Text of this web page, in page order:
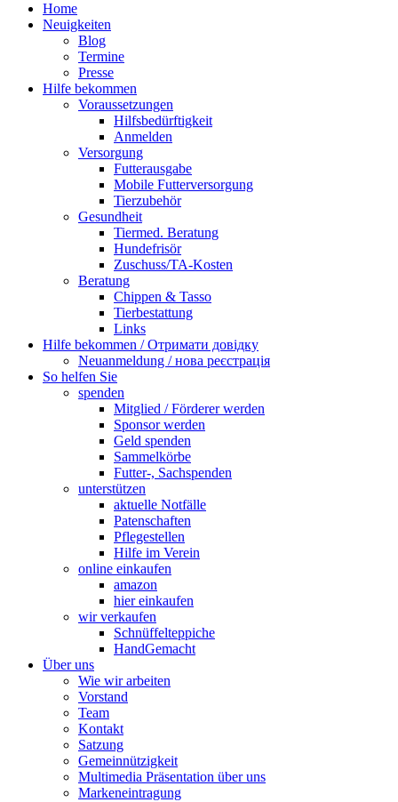
Home
Neuigkeiten
Blog
Termine
Presse
Hilfe bekommen
Voraussetzungen
Hilfsbedürftigkeit
Anmelden
Versorgung
Futterausgabe
Mobile Futterversorgung
Tierzubehör
Gesundheit
Tiermed. Beratung
Hundefrisör
Zuschuss/TA-Kosten
Beratung
Chippen & Tasso
Tierbestattung
Links
Hilfe bekommen / Отримати довідку
Neuanmeldung / нова реєстрація
So helfen Sie
spenden
Mitglied / Förderer werden
Sponsor werden
Geld spenden
Sammelkörbe
Futter-, Sachspenden
unterstützen
aktuelle Notfälle
Patenschaften
Pflegestellen
Hilfe im Verein
online einkaufen
amazon
hier einkaufen
wir verkaufen
Schnüffelteppiche
HandGemacht
Über uns
Wie wir arbeiten
Vorstand
Team
Kontakt
Satzung
Gemeinnützigkeit
Multimedia Präsentation über uns
Markeneintragung